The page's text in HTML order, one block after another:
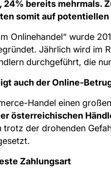
bereits mehrmals.
somit auf
Onlinehandel“ wurde
Jährlich wird im
durchgeführt, die
auch der Online-
Handel einen
österreichischen
trotz der drohenden
Zahlungsart